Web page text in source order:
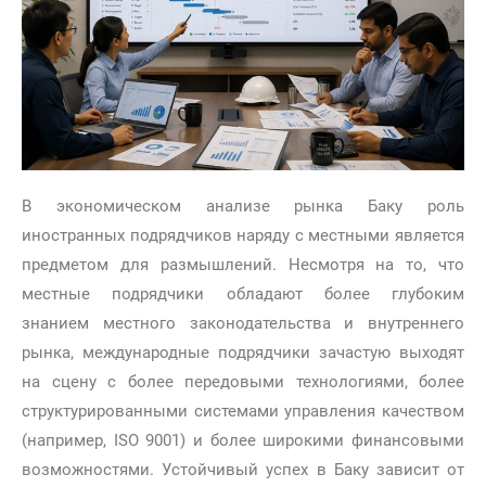
В экономическом анализе рынка Баку роль
иностранных подрядчиков наряду с местными является
предметом для размышлений. Несмотря на то, что
местные подрядчики обладают более глубоким
знанием местного законодательства и внутреннего
рынка, международные подрядчики зачастую выходят
на сцену с более передовыми технологиями, более
структурированными системами управления качеством
(например, ISO 9001) и более широкими финансовыми
возможностями. Устойчивый успех в Баку зависит от